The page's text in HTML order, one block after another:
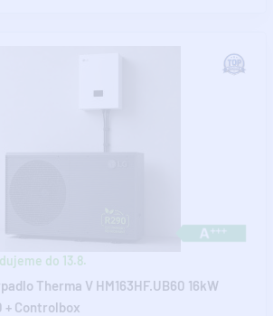
do 13.8.
Therma V HM163HF.UB60 16kW
+ Controlbox